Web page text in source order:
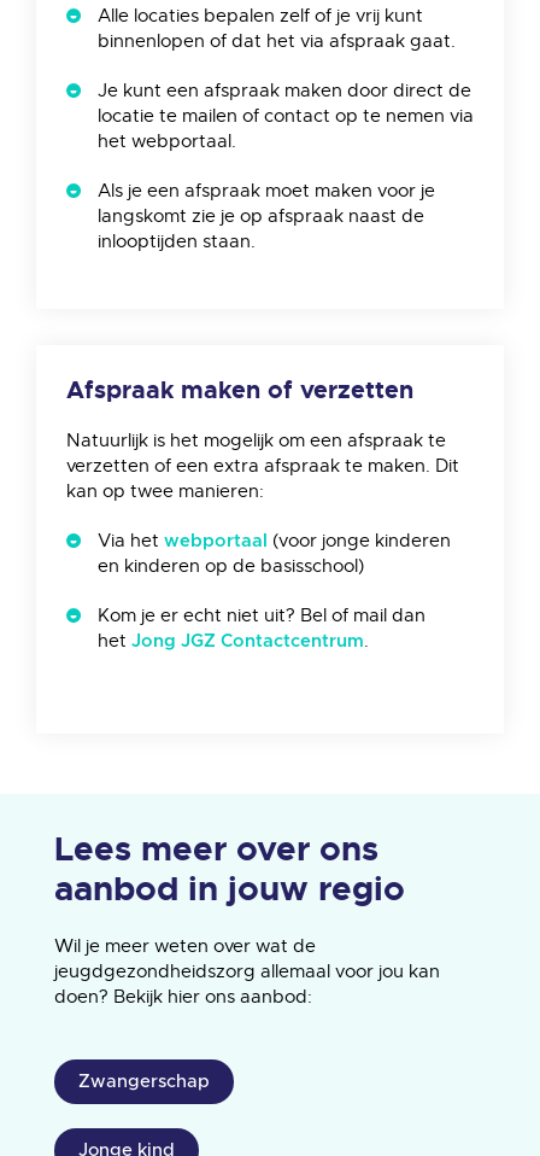
Alle locaties bepalen zelf of je vrij kunt
binnenlopen of dat het via afspraak gaat.
Je kunt een afspraak maken door direct de
locatie te mailen of contact op te nemen via
het webportaal.
Als je een afspraak moet maken voor je
langskomt zie je op afspraak naast de
inlooptijden staan.
Afspraak maken of verzetten
Natuurlijk is het mogelijk om een afspraak te
verzetten of een extra afspraak te maken. Dit
kan op twee manieren:
Via het webportaal
(voor jonge kinderen
en kinderen op de basisschool)
Kom je er echt niet uit? Bel of mail dan
het Jong JGZ Contactcentrum.
Lees meer over ons
aanbod in jouw regio
Wil je meer weten over wat de
jeugdgezondheidszorg allemaal voor jou kan
doen? Bekijk hier ons aanbod:
Zwangerschap
Jonge kind